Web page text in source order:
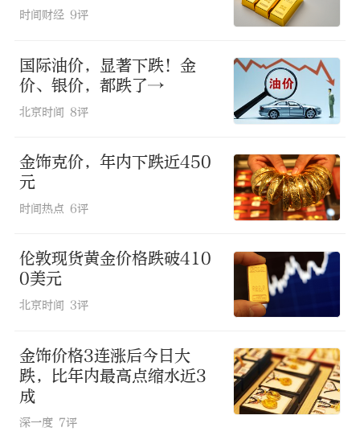
时间财经 9评
国际油价，显著下跌！金
价、银价，都跌了→
北京时间 8评
金饰克价，年内下跌近450
元
时间热点 6评
伦敦现货黄金价格跌破410
0美元
北京时间 3评
金饰价格3连涨后今日大
跌，比年内最高点缩水近3
成
深一度 7评